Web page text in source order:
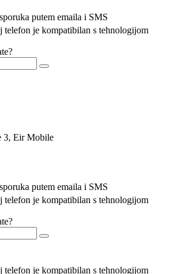
putem emaila i SMS
telefon je kompatibilan s tehnologijom
3, Eir Mobile
putem emaila i SMS
telefon je kompatibilan s tehnologijom
telefon je kompatibilan s tehnologijom